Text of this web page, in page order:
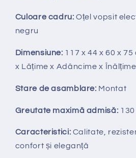
Culoare cadru: Oțel vopsit
negru
Dimensiune: 117 x 44 x 60 x 75
x Lățime x Adâncime x
Stare de asamblare: Montat
Greutate maximă admisă:
Caracteristici: Calitate,
confort și eleganță